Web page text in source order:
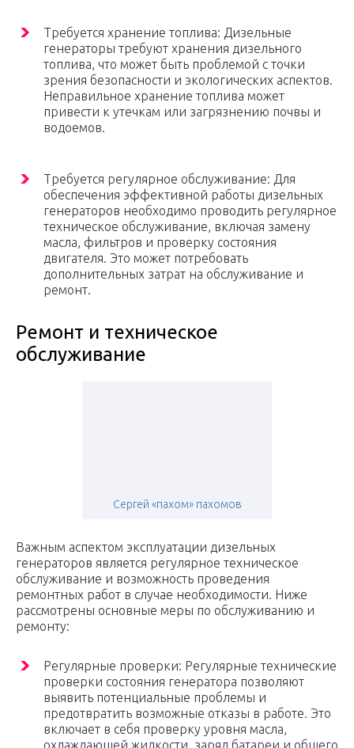
Требуется хранение топлива: Дизельные
генераторы требуют хранения дизельного
топлива, что может быть проблемой с точки
зрения безопасности и экологических аспектов.
Неправильное хранение топлива может
привести к утечкам или загрязнению почвы и
водоемов.
Требуется регулярное обслуживание: Для
обеспечения эффективной работы дизельных
генераторов необходимо проводить регулярное
техническое обслуживание, включая замену
масла, фильтров и проверку состояния
двигателя. Это может потребовать
дополнительных затрат на обслуживание и
ремонт.
Ремонт и техническое
обслуживание
Сергей «пахом» пахомов
Важным аспектом эксплуатации дизельных
генераторов является регулярное техническое
обслуживание и возможность проведения
ремонтных работ в случае необходимости. Ниже
рассмотрены основные меры по обслуживанию и
ремонту:
Регулярные проверки: Регулярные технические
проверки состояния генератора позволяют
выявить потенциальные проблемы и
предотвратить возможные отказы в работе. Это
включает в себя проверку уровня масла,
охлаждающей жидкости, заряд батареи и общего